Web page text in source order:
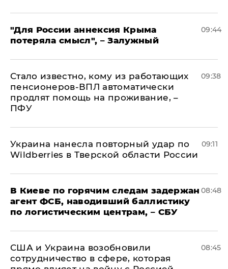
"Для России аннексия Крыма
потеряла смысл", – Залужный
09:44
Стало известно, кому из работающих
пенсионеров-ВПЛ автоматически
продлят помощь на проживание, –
ПФУ
09:38
Украина нанесла повторный удар по
Wildberries в Тверской области России
09:11
В Киеве по горячим следам задержан
агент ФСБ, наводивший баллистику
по логистическим центрам, – СБУ
08:48
США и Украина возобновили
сотрудничество в сфере, которая
08:45